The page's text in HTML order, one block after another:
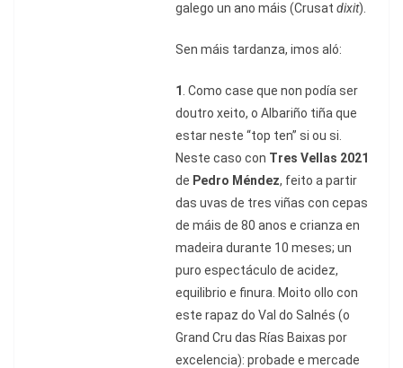
galego un ano máis (Crusatdixit).
Sen máis tardanza, imos aló:
1 . Como case que non podía ser
doutro xeito, o Albariño tiña que
estar neste “top ten” si ou si.
Neste caso con Tres Vellas 2021
de Pedro Méndez, feito a partir
das uvas de tres viñas con cepas
de máis de 80 anos e crianza en
madeira durante 10 meses; un
puro espectáculo de acidez,
equilibrio e finura. Moito ollo con
este rapaz do Val do Salnés (o
Grand Cru das Rías Baixas por
excelencia): probade e mercade